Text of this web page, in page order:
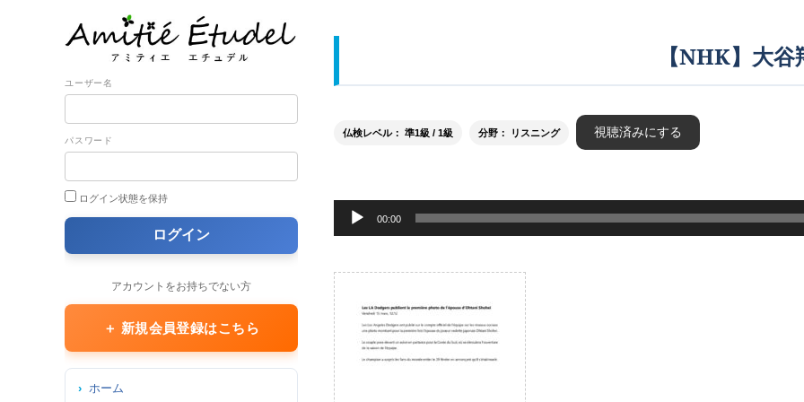
【NHK】大谷
仏検レベル： 準1級 / 1級 分野： リスニング 視聴済みにする
声
レ
ー
ヤ
ー
00:00
ユーザー名
パスワード
ログイン状態を保持
アカウントをお持ちでない方
＋ 新規会員登録はこちら
ホーム